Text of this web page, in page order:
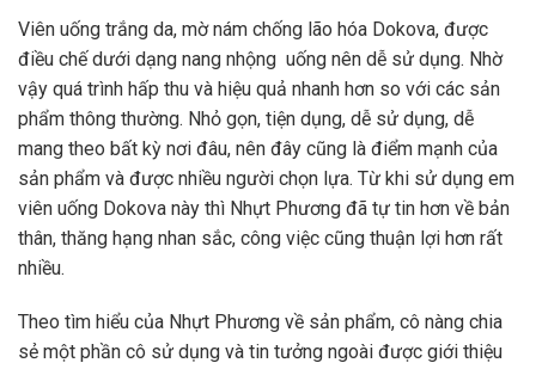
Viên uống trắng da, mờ nám chống lão hóa Dokova, được
điều chế dưới dạng nang nhộng uống nên dễ sử dụng. Nhờ
vậy quá trình hấp thu và hiệu quả nhanh hơn so với các sản
phẩm thông thường. Nhỏ gọn, tiện dụng, dễ sử dụng, dễ
mang theo bất kỳ nơi đâu, nên đây cũng là điểm mạnh của
sản phẩm và được nhiều người chọn lựa. Từ khi sử dụng em
viên uống Dokova này thì Nhựt Phương đã tự tin hơn về bản
thân, thăng hạng nhan sắc, công việc cũng thuận lợi hơn rất
nhiều.
Theo tìm hiểu của Nhựt Phương về sản phẩm, cô nàng chia
sẻ một phần cô sử dụng và tin tưởng ngoài được giới thiệu